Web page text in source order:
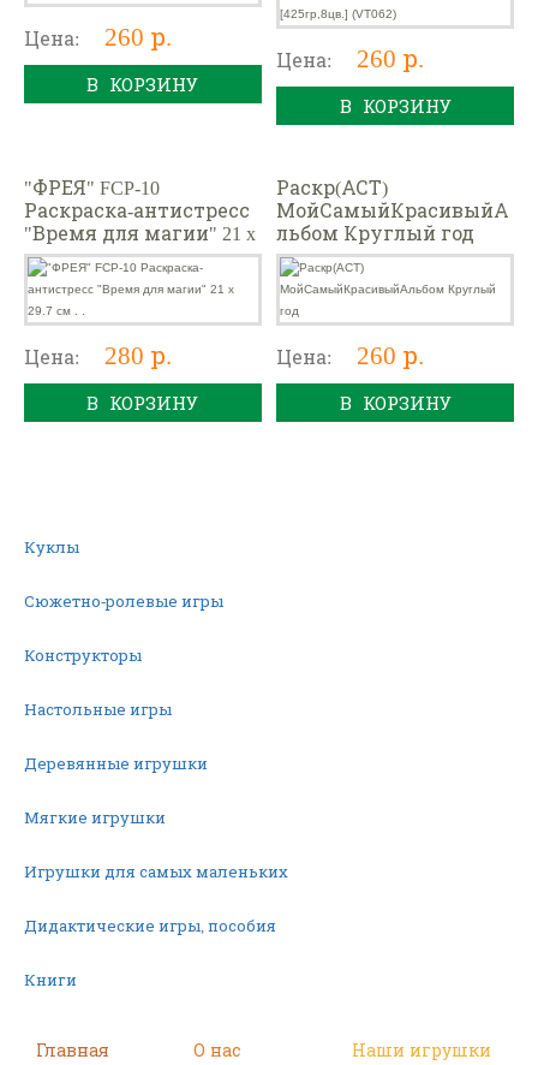
Цена: 260 р.
В КОРЗИНУ
Цена: 260 р.
В КОРЗИНУ
"ФРЕЯ" FCP-10
Раскраска-антистресс
"Время для магии" 21 x
29.7 см . .
Цена: 280 р.
В КОРЗИНУ
Раскр(АСТ)
МойСамыйКрасивыйА
льбом Круглый год
Цена: 260 р.
В КОРЗИНУ
Куклы
Сюжетно-ролевые игры
Конструкторы
Настольные игры
Деревянные игрушки
Мягкие игрушки
Игрушки для самых маленьких
Дидактические игры, пособия
Книги
Главная О нас Наши игрушки